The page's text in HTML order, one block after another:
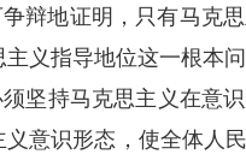
辩地证明，只有马克
义指导地位这一根本
坚持马克思主义在意
意识形态，使全体人